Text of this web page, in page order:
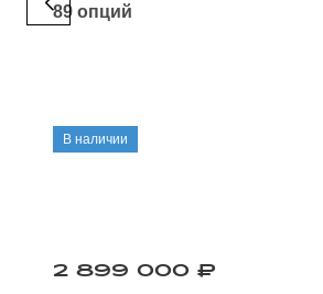
89 опций
В наличии
2 899 000 ₽